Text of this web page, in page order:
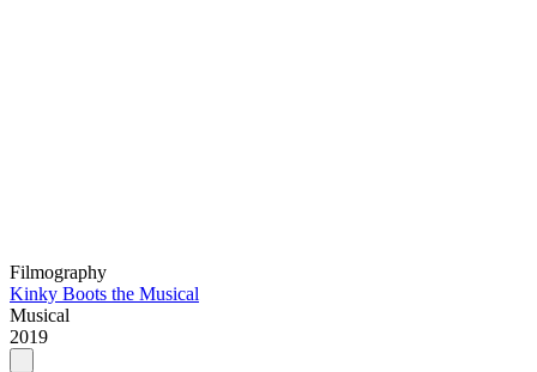
Filmography
Kinky Boots the Musical
Musical
2019